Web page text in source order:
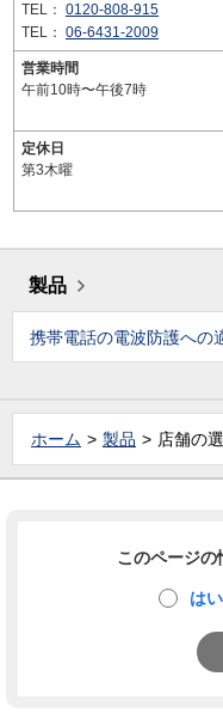
TEL： 0120-808-915
TEL： 06-6431-2009
営業時間
午前10時〜午後7時
定休日
第3木曜
製品
携帯電話の電波防護への
ホーム 製品 店舗の
このページの
はい